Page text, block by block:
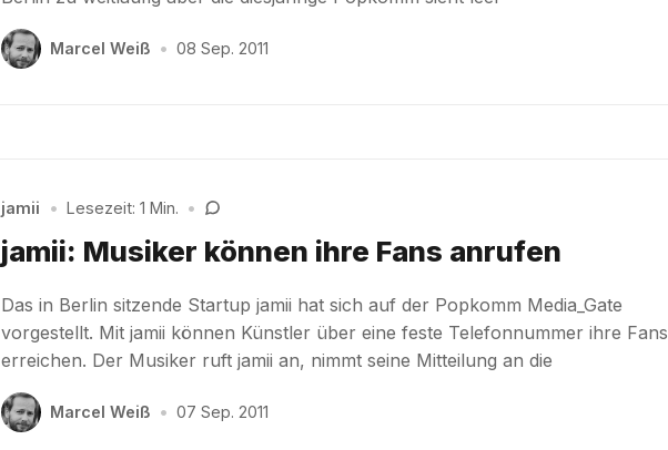
Marcel Weiß • 08 Sep. 2011
jamii • Lesezeit: 1 Min. •
jamii: Musiker können ihre Fans anrufen
Das in Berlin sitzende Startup jamii hat sich auf der Popkomm Media_Gate
vorgestellt. Mit jamii können Künstler über eine feste Telefonnummer ihre Fans
erreichen. Der Musiker ruft jamii an, nimmt seine Mitteilung an die
Marcel Weiß • 07 Sep. 2011